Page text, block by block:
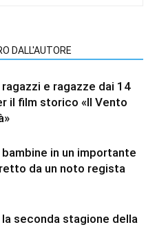
DALL'AUTORE
e ragazze dai 14
il film storico «Il Vento
in un importante
da un noto regista
seconda stagione della